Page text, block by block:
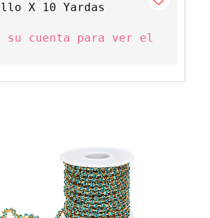
X 10 Yardas
su cuenta para ver el